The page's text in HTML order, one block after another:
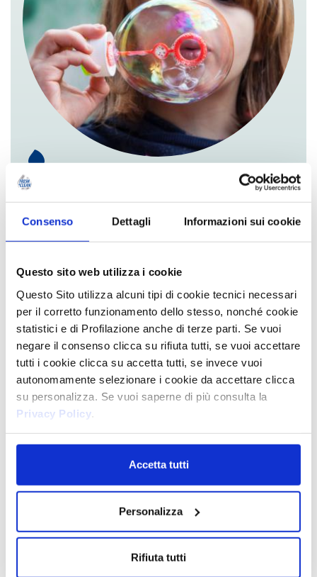
Consenso Dettagli Informazioni sui cookie
Questo sito web utilizza i cookie
Questo Sito utilizza alcuni tipi di cookie tecnici necessari
per il corretto funzionamento dello stesso, nonché cookie
statistici e di Profilazione anche di terze parti. Se vuoi
negare il consenso clicca su rifiuta tutti, se vuoi accettare
tutti i cookie clicca su accetta tutti, se invece vuoi
autonomamente selezionare i cookie da accettare clicca
su personalizza. Se vuoi saperne di più consulta la
Privacy Policy
Accetta tutti
Personalizza
Rifiuta tutti
COME FARE LE
BOLLE DI SAPONE IN
CASA